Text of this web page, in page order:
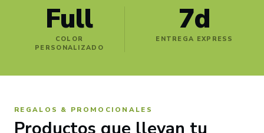
Full
COLOR
PERSONALIZADO
7d
ENTREGA EXPRESS
REGALOS & PROMOCIONALES